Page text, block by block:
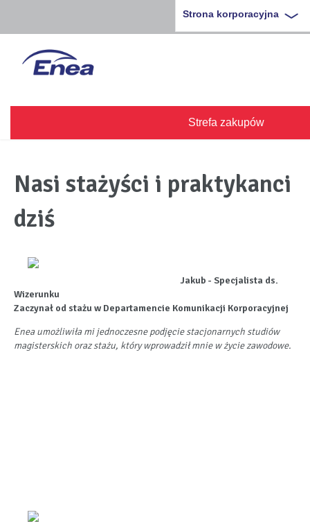
Strona korporacyjna
Strefa zakupów
Nasi stażyści i praktykanci
dziś
Jakub - Specjalista ds.
Wizerunku
Zaczynał od stażu w Departamencie Komunikacji Korporacyjnej
Enea umożliwiła mi jednoczesne podjęcie stacjonarnych studiów
magisterskich oraz stażu, który wprowadził mnie w życie zawodowe.